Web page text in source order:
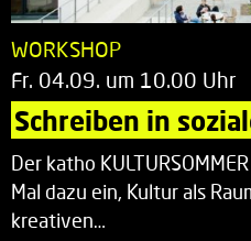
WORKSHOP
Fr. 04.09. um 10.00 Uhr
Schreiben in
Der katho
Mal dazu ein, Kultur als
kreativen…